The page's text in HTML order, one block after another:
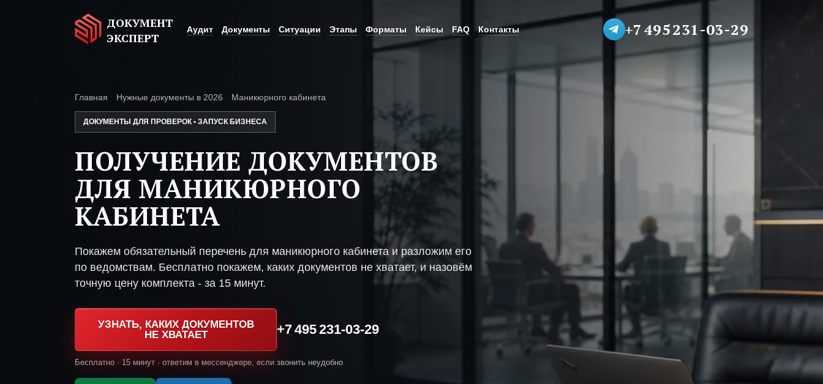
ДОКУМЕНТ
ЭКСПЕРТ
Аудит Документы Ситуации Этапы Форматы Кейсы FAQ Контакты +7 495 231-03-29
Главная Нужные документы в 2026 Маникюрного кабинета
ДОКУМЕНТЫ ДЛЯ ПРОВЕРОК • ЗАПУСК БИЗНЕСА
ПОЛУЧЕНИЕ ДОКУМЕНТОВ
ДЛЯ МАНИКЮРНОГО
КАБИНЕТА
Покажем обязательный перечень для маникюрного кабинета и разложим его
по ведомствам. Бесплатно покажем, каких документов не хватает, и назовём
точную цену комплекта - за 15 минут.
УЗНАТЬ, КАКИХ ДОКУМЕНТОВ
НЕ ХВАТАЕТ
+7 495 231-03-29
Бесплатно · 15 минут · ответим в мессенджере, если звонить неудобно